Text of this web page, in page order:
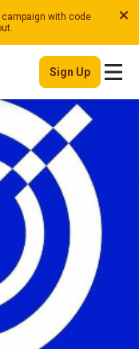
campaign with code
Sign Up